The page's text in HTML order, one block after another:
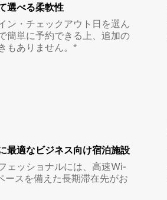
選べる柔軟性
ン・チェックアウト日を選ん
簡単に予約できる上、追加の
もありません。*
最⁠適⁠なビ⁠ジ⁠ネ⁠ス⁠向⁠け宿⁠泊⁠施⁠設
ェッショナルには、高速Wi-
ースを備えた長期滞在先がお